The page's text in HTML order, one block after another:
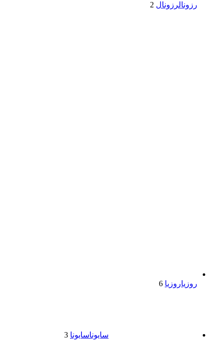
رزونالرزونال 2
روزیاروزیا 6
سایوناسایونا 3